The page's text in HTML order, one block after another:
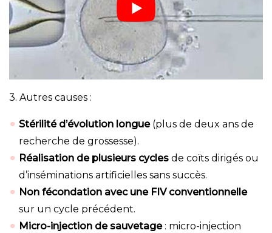
3. Autres causes :
Stérilité d’évolution longue(plus de deux ans de
recherche de grossesse).
Réalisation de plusieurs cycles de coïts dirigés ou
d’inséminations artificielles sans succès.
Non fécondation avec une FIV conventionnelle
sur un cycle précédent.
Micro-injection de sauvetage: micro-injection